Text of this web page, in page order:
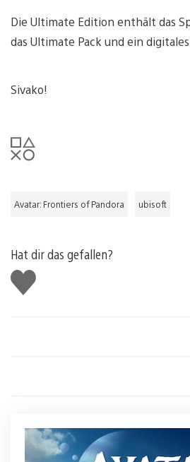
Die Ultimate Edition enthält das
das Ultimate Pack und ein
Sivako!
Avatar: Frontiers of Pandora ubisoft
Hat dir das gefallen?
Gefällt
mir